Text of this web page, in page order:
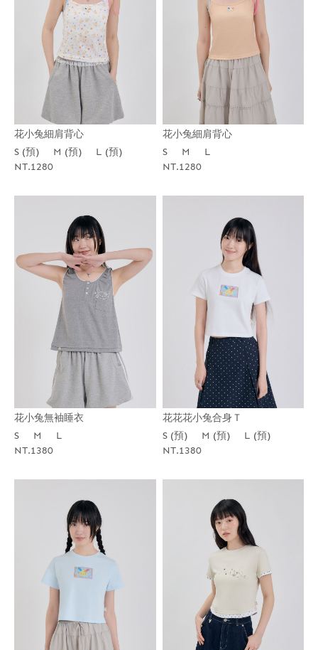
花小兔細肩背心
S (預)
M (預)
L (預)
NT.1280
花小兔細肩背心
S
M
L
NT.1280
花小兔無袖睡衣
S
M
L
NT.1380
花花花小兔合身Ｔ
S (預)
M (預)
L (預)
NT.1380